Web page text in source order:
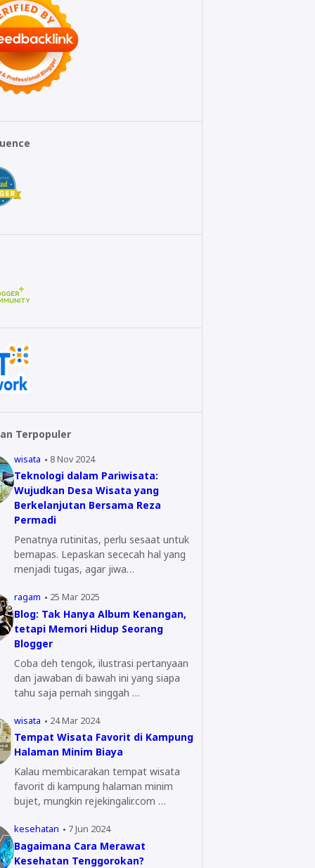
Terpopuler
wisata 8 Nov 2024
Teknologi dalam Pariwisata:
Wujudkan Desa Wisata yang
Berkelanjutan Bersama Reza
Permadi
Penatnya rutinitas, perlu sesaat untuk
bernapas. Lepaskan sececah hal yang
menjadi tugas, agar jiwa…
ragam 25 Mar 2025
Blog: Tak Hanya Album Kenangan,
tetapi Memori Hidup Seorang
Blogger
Coba deh tengok, ilustrasi pertanyaan
dan jawaban di bawah ini yang siapa
tahu saja pernah singgah …
wisata 24 Mar 2024
Tempat Wisata Favorit di Kampung
Halaman Minim Biaya
Kalau membicarakan tempat wisata
favorit di kampung halaman minim
bujet, mungkin rejekingalir.com …
kesehatan 7 Jun 2024
Bagaimana Cara Merawat
Kesehatan Tenggorokan?